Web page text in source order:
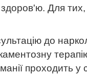
Для тих,
до
проходить у